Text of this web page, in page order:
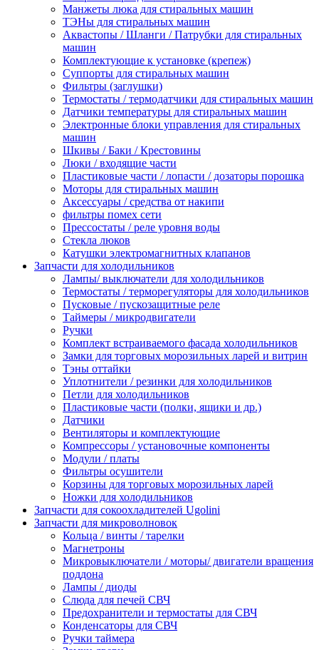
Манжеты люка для стиральных машин
ТЭНы для стиральных машин
Аквастопы / Шланги / Патрубки для стиральных
машин
Комплектующие к установке (крепеж)
Суппорты для стиральных машин
Фильтры (заглушки)
Термостаты / термодатчики для стиральных машин
Датчики температуры для стиральных машин
Электронные блоки управления для стиральных
машин
Шкивы / Баки / Крестовины
Люки / входящие части
Пластиковые части / лопасти / дозаторы порошка
Моторы для стиральных машин
Аксессуары / средства от накипи
фильтры помех сети
Прессостаты / реле уровня воды
Стекла люков
Катушки электромагнитных клапанов
Запчасти для холодильников
Лампы/ выключатели для холодильников
Термостаты / терморегуляторы для холодильников
Пусковые / пускозащитные реле
Таймеры / микродвигатели
Ручки
Комплект встраиваемого фасада холодильников
Замки для торговых морозильных ларей и витрин
Тэны оттайки
Уплотнители / резинки для холодильников
Петли для холодильников
Пластиковые части (полки, ящики и др.)
Датчики
Вентиляторы и комплектующие
Компрессоры / установочные компоненты
Модули / платы
Фильтры осушители
Корзины для торговых морозильных ларей
Ножки для холодильников
Запчасти для сокоохладителей Ugolini
Запчасти для микроволновок
Кольца / винты / тарелки
Магнетроны
Микровыключатели / моторы/ двигатели вращения
поддона
Лампы / диоды
Слюда для печей СВЧ
Предохранители и термостаты для СВЧ
Конденсаторы для СВЧ
Ручки таймера